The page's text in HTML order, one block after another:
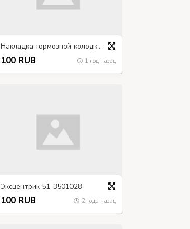
Накладка тормозной колодки ГАЗ-66
100 RUB 1 год назад
Эксцентрик 51-3501028
100 RUB 2 года назад